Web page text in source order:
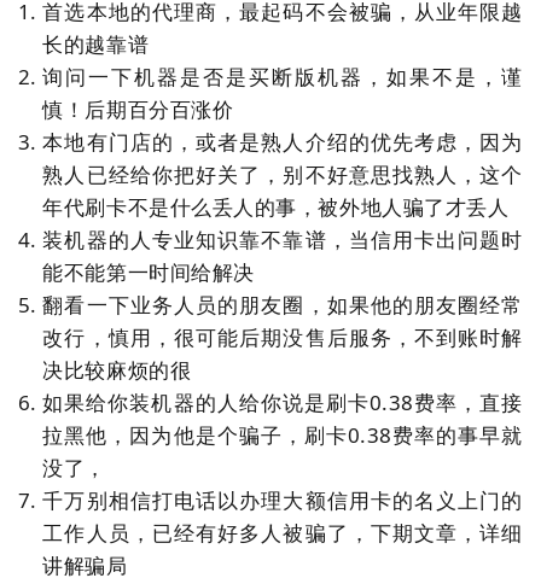
首选本地的代理商，最起码不会被骗，从业年限越
长的越靠谱
询问一下机器是否是买断版机器，如果不是，谨
慎！后期百分百涨价
本地有门店的，或者是熟人介绍的优先考虑，因为
熟人已经给你把好关了，别不好意思找熟人，这个
年代刷卡不是什么丢人的事，被外地人骗了才丢人
装机器的人专业知识靠不靠谱，当信用卡出问题时
能不能第一时间给解决
翻看一下业务人员的朋友圈，如果他的朋友圈经常
改行，慎用，很可能后期没售后服务，不到账时解
决比较麻烦的很
如果给你装机器的人给你说是刷卡0.38费率，直接
拉黑他，因为他是个骗子，刷卡0.38费率的事早就
没了，
千万别相信打电话以办理大额信用卡的名义上门的
工作人员，已经有好多人被骗了，下期文章，详细
讲解骗局